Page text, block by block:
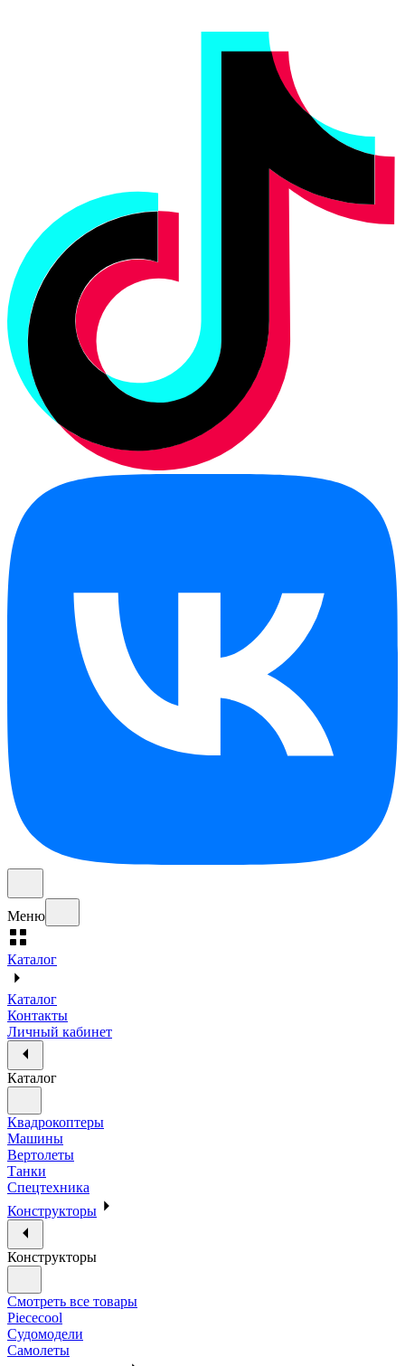
Меню
Каталог
Каталог
Контакты
Личный кабинет
Каталог
Квадрокоптеры
Машины
Вертолеты
Танки
Спецтехника
Конструкторы
Конструкторы
Смотреть все товары
Piececool
Судомодели
Самолеты